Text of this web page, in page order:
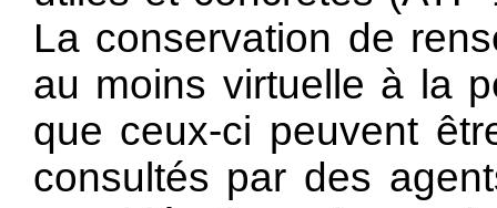
La conservation de
au moins virtuelle à la
que ceux-ci peuvent
consultés par des